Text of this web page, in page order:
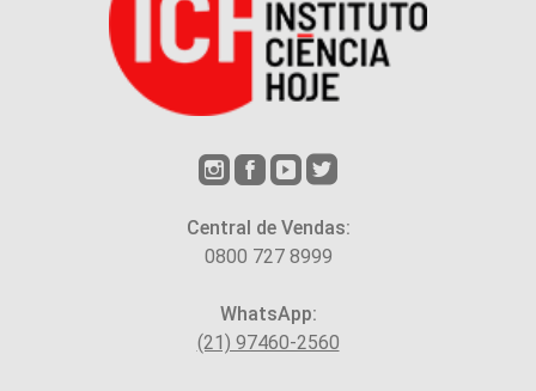
Central de Vendas:
0800 727 8999
WhatsApp:
(21) 97460-2560